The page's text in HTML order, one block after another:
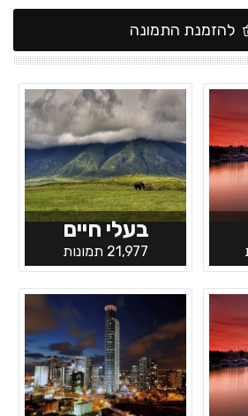
להזמנת התמונה
בעלי חיים
21,977 תמונות